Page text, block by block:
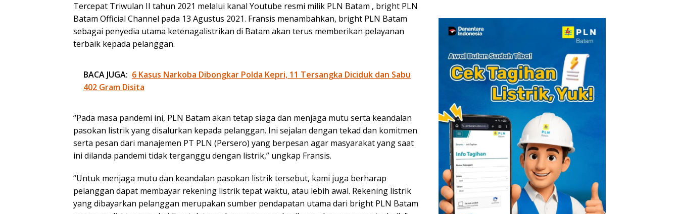
Tercepat Triwulan II tahun 2021 melalui kanal Youtube resmi milik PLN Batam , bright PLN
Batam Official Channel pada 13 Agustus 2021. Fransis menambahkan, bright PLN Batam
sebagai penyedia utama ketenagalistrikan di Batam akan terus memberikan pelayanan
terbaik kepada pelanggan.
BACA JUGA: 6 Kasus Narkoba Dibongkar Polda Kepri, 11 Tersangka Diciduk dan Sabu
402 Gram Disita
“Pada masa pandemi ini, PLN Batam akan tetap siaga dan menjaga mutu serta keandalan
pasokan listrik yang disalurkan kepada pelanggan. Ini sejalan dengan tekad dan komitmen
serta pesan dari manajemen PT PLN (Persero) yang berpesan agar masyarakat yang saat
ini dilanda pandemi tidak terganggu dengan listrik,” ungkap Fransis.
“Untuk menjaga mutu dan keandalan pasokan listrik tersebut, kami juga berharap
pelanggan dapat membayar rekening listrik tepat waktu, atau lebih awal. Rekening listrik
yang dibayarkan pelanggan merupakan sumber pendapatan utama dari bright PLN Batam
Connect
dengan Cita Rasa
Kuliner Indonesia